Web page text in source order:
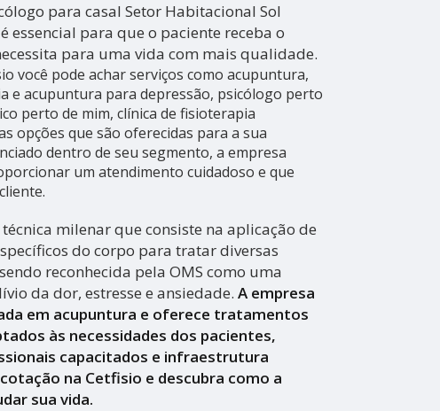
para casal Setor Habitacional Sol
essencial para que o paciente receba o
para uma vida com mais qualidade.
você pode achar serviços como acupuntura,
e acupuntura para depressão, psicólogo perto
perto de mim, clínica de fisioterapia
opções que são oferecidas para a sua
dentro de seu segmento, a empresa
um atendimento cuidadoso e que
milenar que consiste na aplicação de
do corpo para tratar diversas
reconhecida pela OMS como uma
da dor, estresse e ansiedade. A empresa
em acupuntura e oferece tratamentos
às necessidades dos pacientes,
capacitados e infraestrutura
na Cetfisio e descubra como a
sua vida.